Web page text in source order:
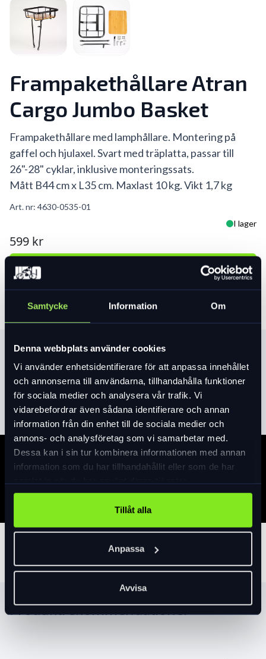
Samtycke Information Om
Denna webbplats använder cookies
Vi använder enhetsidentifierare för att anpassa innehållet
och annonserna till användarna, tillhandahålla funktioner
för sociala medier och analysera vår trafik. Vi
vidarebefordrar även sådana identifierare och annan
information från din enhet till de sociala medier och
annons- och analysföretag som vi samarbetar med.
Dessa kan i sin tur kombinera informationen med annan
information som du har tillhandahållit eller som de har
Tillåt alla
Anpassa
Avvisa
Frampakethållare Atran
Cargo Jumbo Basket
Frampakethållare med lamphållare. Montering på
gaffel och hjulaxel. Svart med träplatta, passar till
26"-28" cyklar, inklusive monteringssats.
Mått B44 cm x L35 cm. Maxlast 10 kg. Vikt 1,7 kg
Art. nr: 4630-0535-01
I lager
599 kr
Produktinformation
Läs merexpand_more
Specifikation
Produktrekommendationer